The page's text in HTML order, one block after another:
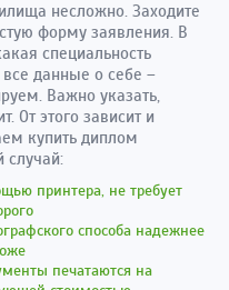
несложно. Заходите
форму заявления. В
специальность
данные о себе –
Важно указать,
От этого зависит и
купить диплом
случай:
принтера, не требует
способа надежнее
печатаются на